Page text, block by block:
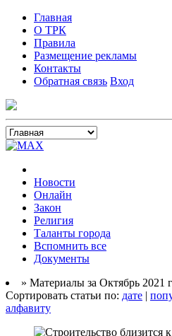
Главная
О ТРК
Правила
Размещение рекламы
Контакты
Обратная связь Вход
Новости
Онлайн
Закон
Религия
Таланты города
Вспомнить все
Документы
» Материалы за Октябрь 2021
Сортировать статьи по: дате |
алфавиту